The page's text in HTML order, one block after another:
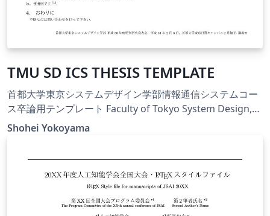
TMU SD ICS THESIS TEMPLATE
首都大学東京システムデザイン学部情報通信システムコー
ス卒論用テンプレート Faculty of Tokyo System Design,
Tokyo Metropolitan University Information and
Communication System Course Graduation Template
Shohei Yokoyama